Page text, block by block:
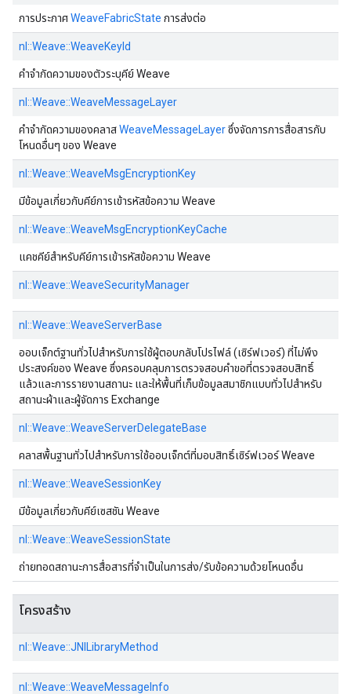
การประกาศWeaveFabricState การส่งต่อ
nl::Weave::WeaveKeyId
คําจํากัดความของตัวระบุคีย์ Weave
nl::Weave::WeaveMessageLayer
คําจํากัดความของคลาสWeaveMessageLayerซึ่งจัดการการสื่อสารกับ
โหนดอื่นๆ ของ Weave
nl::Weave::WeaveMsgEncryptionKey
มีข้อมูลเกี่ยวกับคีย์การเข้ารหัสข้อความ Weave
nl::Weave::WeaveMsgEncryptionKeyCache
แคชคีย์สําหรับคีย์การเข้ารหัสข้อความ Weave
nl::Weave::WeaveSecurityManager
nl::Weave::WeaveServerBase
ออบเจ็กต์ฐานทั่วไปสําหรับการใช้ผู้ตอบกลับโปรไฟล์ (เซิร์ฟเวอร์) ที่ไม่พึง
ประสงค์ของ Weave ซึ่งครอบคลุมการตรวจสอบคําขอที่ตรวจสอบสิทธิ์
แล้วและการรายงานสถานะ และให้พื้นที่เก็บข้อมูลสมาชิกแบบทั่วไปสําหรับ
สถานะผ้าและผู้จัดการ Exchange
nl::Weave::WeaveServerDelegateBase
คลาสพื้นฐานทั่วไปสําหรับการใช้ออบเจ็กต์ที่มอบสิทธิ์เซิร์ฟเวอร์ Weave
nl::Weave::WeaveSessionKey
มีข้อมูลเกี่ยวกับคีย์เซสชัน Weave
nl::Weave::WeaveSessionState
ถ่ายทอดสถานะการสื่อสารที่จําเป็นในการส่ง/รับข้อความด้วยโหนดอื่น
โครงสร้าง
nl::Weave::JNILibraryMethod
nl::Weave::WeaveMessageInfo